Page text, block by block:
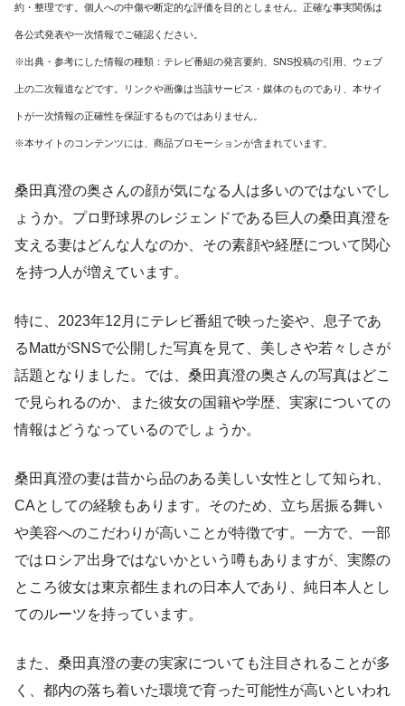
約・整理です。個人への中傷や断定的な評価を目的としません。正確な事実関係は
各公式発表や一次情報でご確認ください。
※出典・参考にした情報の種類：テレビ番組の発言要約、SNS投稿の引用、ウェブ
上の二次報道などです。リンクや画像は当該サービス・媒体のものであり、本サイ
トが一次情報の正確性を保証するものではありません。
※本サイトのコンテンツには、商品プロモーションが含まれています。
桑田真澄の奥さんの顔が気になる人は多いのではないでし
ょうか。プロ野球界のレジェンドである巨人の桑田真澄を
支える妻はどんな人なのか、その素顔や経歴について関心
を持つ人が増えています。
特に、2023年12月にテレビ番組で映った姿や、息子であ
るMattがSNSで公開した写真を見て、美しさや若々しさが
話題となりました。では、桑田真澄の奥さんの写真はどこ
で見られるのか、また彼女の国籍や学歴、実家についての
情報はどうなっているのでしょうか。
桑田真澄の妻は昔から品のある美しい女性として知られ、
CAとしての経験もあります。そのため、立ち居振る舞い
や美容へのこだわりが高いことが特徴です。一方で、一部
ではロシア出身ではないかという噂もありますが、実際の
ところ彼女は東京都生まれの日本人であり、純日本人とし
てのルーツを持っています。
また、桑田真澄の妻の実家についても注目されることが多
く、都内の落ち着いた環境で育った可能性が高いといわれ